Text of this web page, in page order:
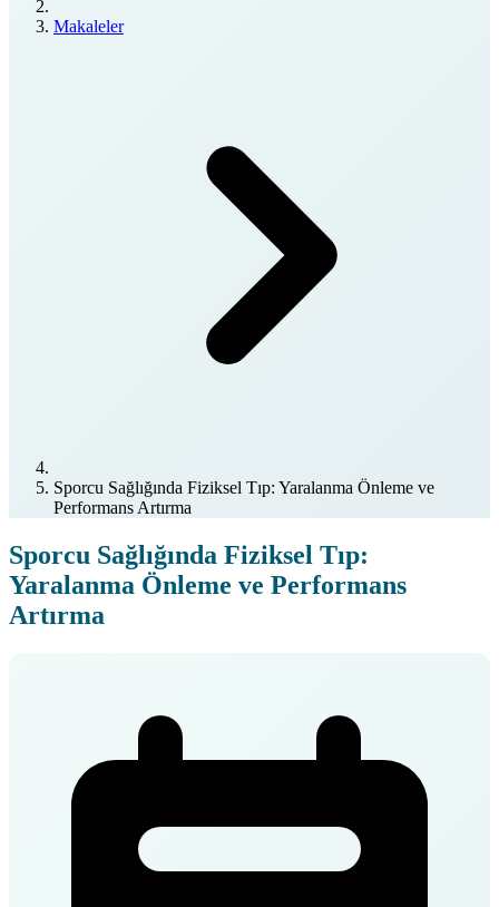
Makaleler
Sporcu Sağlığında Fiziksel Tıp: Yaralanma Önleme ve
Performans Artırma
Sporcu Sağlığında Fiziksel Tıp:
Yaralanma Önleme ve Performans
Artırma